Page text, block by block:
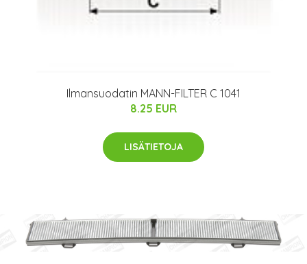
Ilmansuodatin MANN-FILTER C 1041
8.25 EUR
LISÄTIETOJA